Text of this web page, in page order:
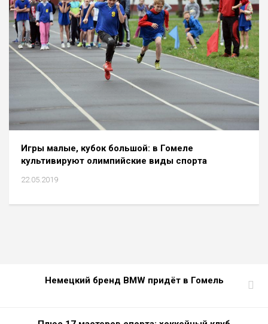
Игры малые, кубок большой: в Гомеле
культивируют олимпийские виды спорта
22.05.2019
Немецкий бренд BMW придёт в Гомель